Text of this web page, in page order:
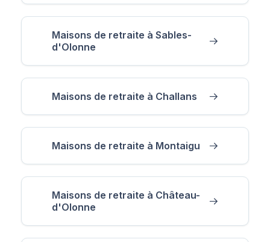
Maisons de retraite à Sables-
d'Olonne
Maisons de retraite à Challans
Maisons de retraite à Montaigu
Maisons de retraite à Château-
d'Olonne